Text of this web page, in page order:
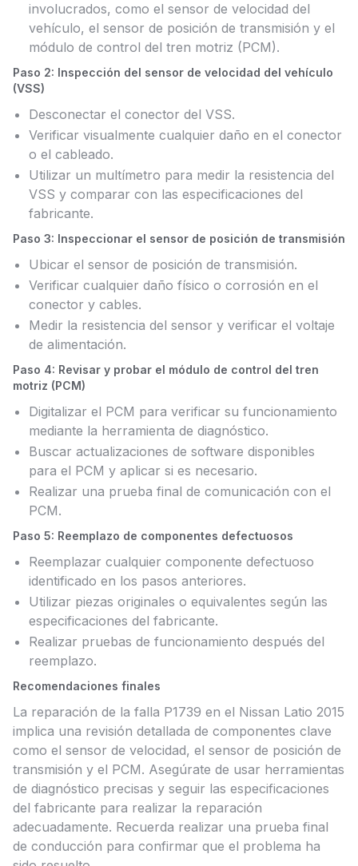
involucrados, como el sensor de velocidad del
vehículo, el sensor de posición de transmisión y el
módulo de control del tren motriz (PCM).
Paso 2: Inspección del sensor de velocidad del vehículo
(VSS)
Desconectar el conector del VSS.
Verificar visualmente cualquier daño en el conector
o el cableado.
Utilizar un multímetro para medir la resistencia del
VSS y comparar con las especificaciones del
fabricante.
Paso 3: Inspeccionar el sensor de posición de transmisión
Ubicar el sensor de posición de transmisión.
Verificar cualquier daño físico o corrosión en el
conector y cables.
Medir la resistencia del sensor y verificar el voltaje
de alimentación.
Paso 4: Revisar y probar el módulo de control del tren
motriz (PCM)
Digitalizar el PCM para verificar su funcionamiento
mediante la herramienta de diagnóstico.
Buscar actualizaciones de software disponibles
para el PCM y aplicar si es necesario.
Realizar una prueba final de comunicación con el
PCM.
Paso 5: Reemplazo de componentes defectuosos
Reemplazar cualquier componente defectuoso
identificado en los pasos anteriores.
Utilizar piezas originales o equivalentes según las
especificaciones del fabricante.
Realizar pruebas de funcionamiento después del
reemplazo.
Recomendaciones finales
La reparación de la falla P1739 en el Nissan Latio 2015
implica una revisión detallada de componentes clave
como el sensor de velocidad, el sensor de posición de
transmisión y el PCM. Asegúrate de usar herramientas
de diagnóstico precisas y seguir las especificaciones
del fabricante para realizar la reparación
adecuadamente. Recuerda realizar una prueba final
de conducción para confirmar que el problema ha